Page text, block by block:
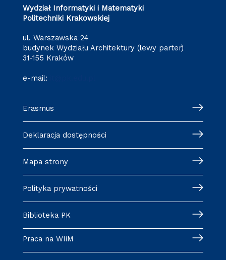
Wydział Informatyki i Matematyki
Politechniki Krakowskiej
ul. Warszawska 24
budynek Wydziału Architektury (lewy parter)
31-155 Kraków
e-mail:
Erasmus
Deklaracja dostępności
Mapa strony
Polityka prywatności
Biblioteka PK
Praca na WIiM